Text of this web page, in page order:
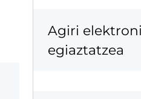
Agiri
egiaztatzea